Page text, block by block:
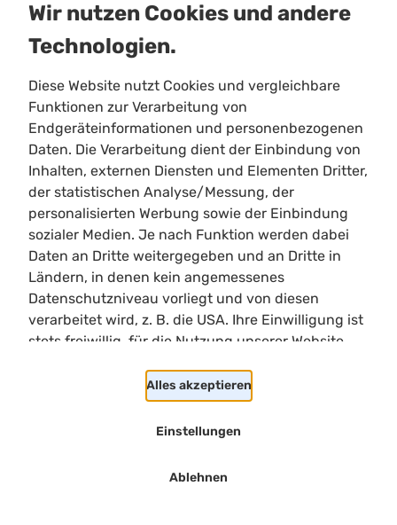
Limitloot
Roadmap
Kontakt
Kooperationen
Shortcuts
Heller/Dunkler Modus
Suchen
Cookie Einstellungen
Rechtliches
Impressum
Datenschutzerklärung
Wir nutzen Cookies und andere
Technologien.
Diese Website nutzt Cookies und vergleichbare
Funktionen zur Verarbeitung von
Endgeräteinformationen und personenbezogenen
Daten. Die Verarbeitung dient der Einbindung von
Inhalten, externen Diensten und Elementen Dritter,
der statistischen Analyse/Messung, der
personalisierten Werbung sowie der Einbindung
sozialer Medien. Je nach Funktion werden dabei
Daten an Dritte weitergegeben und an Dritte in
Ländern, in denen kein angemessenes
Datenschutzniveau vorliegt und von diesen
verarbeitet wird, z. B. die USA. Ihre Einwilligung ist
stets freiwillig, für die Nutzung unserer Website
Seite abgelehnt oder widerrufen werden.
Alles akzeptieren
Einstellungen
Ablehnen